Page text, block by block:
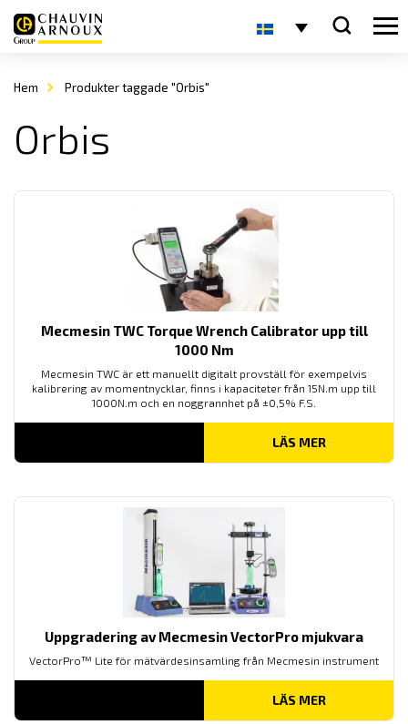
Hem Produkter taggade "Orbis"
Orbis
Mecmesin TWC Torque Wrench Calibrator upp till
1000 Nm
Mecmesin TWC är ett manuellt digitalt provställ för exempelvis
kalibrering av momentnycklar, finns i kapaciteter från 15N.m upp till
1000N.m och en noggrannhet på ±0,5% F.S.
LÄS MER
Uppgradering av Mecmesin VectorPro mjukvara
VectorPro™ Lite för mätvärdesinsamling från Mecmesin instrument
LÄS MER